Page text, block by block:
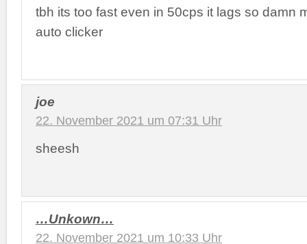
tbh its too fast even in 50cps it lags so damn
auto clicker
joe
22. November 2021 um 07:31 Uhr
sheesh
…Unkown…
22. November 2021 um 10:33 Uhr